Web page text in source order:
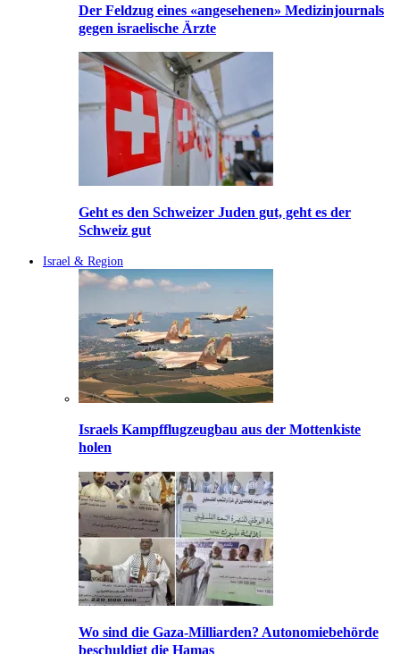
Der Feldzug eines «angesehenen» Medizinjournals
gegen israelische Ärzte
Geht es den Schweizer Juden gut, geht es der
Schweiz gut
Israel & Region
Israels Kampfflugzeugbau aus der Mottenkiste
holen
Wo sind die Gaza-Milliarden? Autonomiebehörde
beschuldigt die Hamas